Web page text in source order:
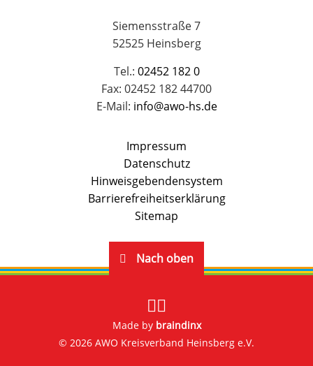
Siemensstraße 7
52525 Heinsberg
Tel.: 02452 182 0
Fax: 02452 182 44700
E-Mail: info@awo-hs.de
Impressum
Datenschutz
Hinweisgebendensystem
Barrierefreiheitserklärung
Sitemap
Nach oben
© 2026 AWO Kreisverband Heinsberg e.V.
Made by braindinx